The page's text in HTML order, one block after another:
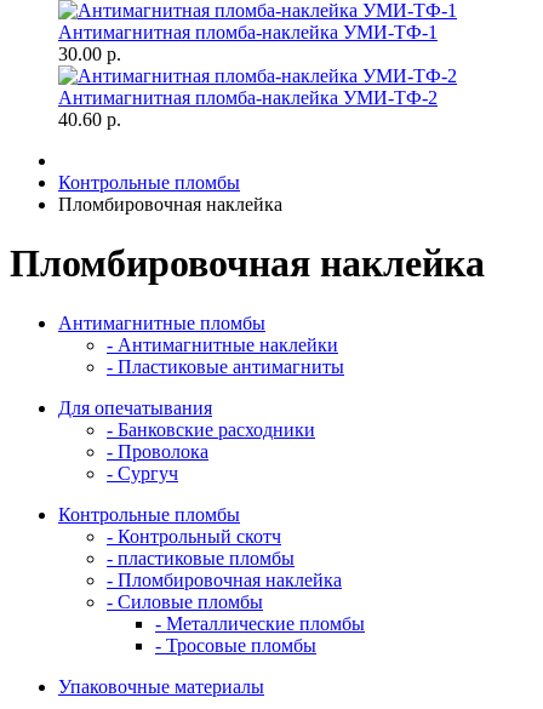
Антимагнитная пломба-наклейка УМИ-ТФ-1
30.00 р.
Антимагнитная пломба-наклейка УМИ-ТФ-2
40.60 р.
Контрольные пломбы
Пломбировочная наклейка
Пломбировочная наклейка
Антимагнитные пломбы
- Антимагнитные наклейки
- Пластиковые антимагниты
Для опечатывания
- Банковские расходники
- Проволока
- Сургуч
Контрольные пломбы
- Контрольный скотч
- пластиковые пломбы
- Пломбировочная наклейка
- Силовые пломбы
- Металлические пломбы
- Тросовые пломбы
Упаковочные материалы